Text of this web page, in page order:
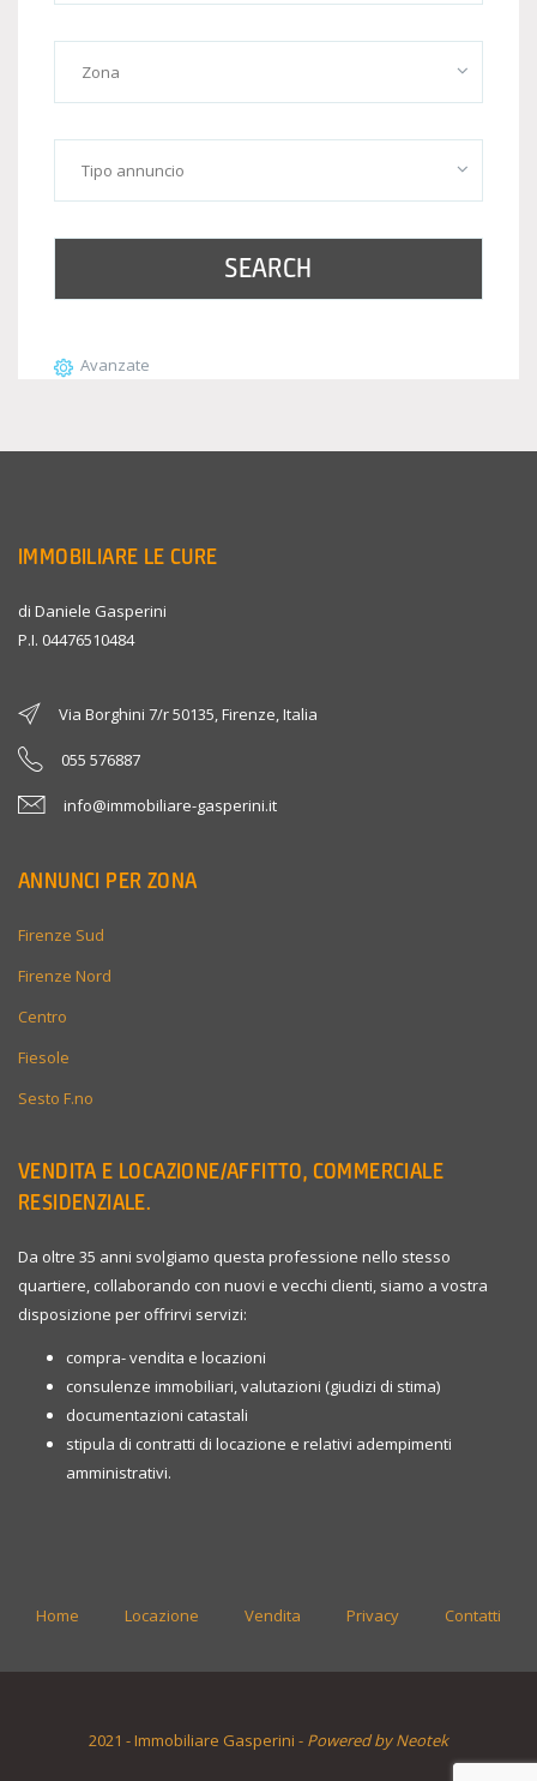
SEARCH
Avanzate
IMMOBILIARE LE CURE
di Daniele Gasperini
P.I. 04476510484
Via Borghini 7/r 50135, Firenze, Italia
055 576887
info@immobiliare-gasperini.it
ANNUNCI PER ZONA
Firenze Sud
Firenze Nord
Centro
Fiesole
Sesto F.no
VENDITA E LOCAZIONE/AFFITTO, COMMERCIALE
RESIDENZIALE.
Da oltre 35 anni svolgiamo questa professione nello stesso
quartiere, collaborando con nuovi e vecchi clienti, siamo a vostra
disposizione per offrirvi servizi:
compra- vendita e locazioni
consulenze immobiliari, valutazioni (giudizi di stima)
documentazioni catastali
stipula di contratti di locazione e relativi adempimenti
amministrativi.
Home Locazione Vendita Privacy Contatti
2021 - Immobiliare Gasperini - Powered by Neotek